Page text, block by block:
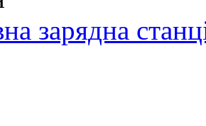
зарядна